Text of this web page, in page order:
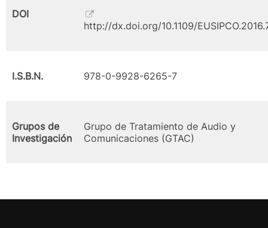
DOI
http://dx.doi.org/10.1109/
I.S.B.N. 978-0-9928-6265-7
Grupos de
Investigación
Grupo de Tratamiento de Audio y
Comunicaciones (GTAC)